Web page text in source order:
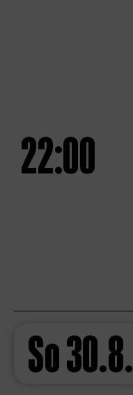
22:00
So30.8.